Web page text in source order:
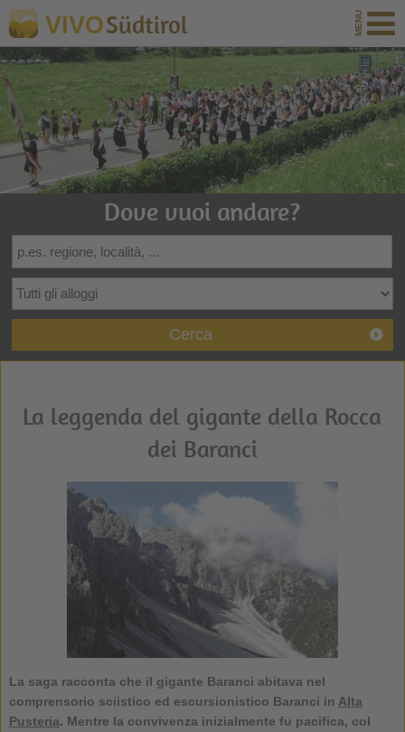
VIVOSüdtirol
Dove vuoi andare?
Cerca
La leggenda del gigante della Rocca
dei Baranci
La saga racconta che il gigante Baranci abitava nel
comprensorio sciistico ed escursionistico Baranci in Alta
Pusteria. Mentre la convivenza inizialmente fu pacifica, col